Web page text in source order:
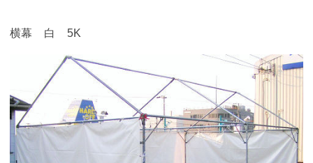
横幕 白 5K